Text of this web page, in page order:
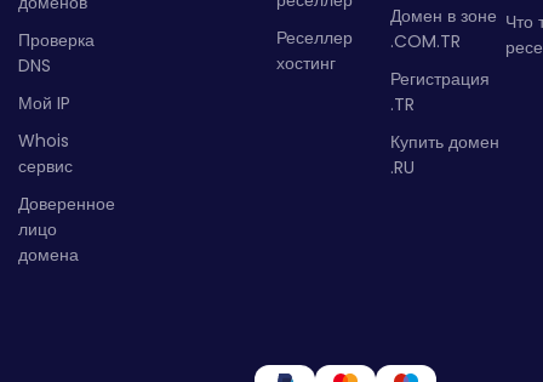
Проверка
DNS
Мой IP
Whois
сервис
Доверенное
лицо
домена
Реселлер
хостинг
Домен в зоне
.COM.TR
Регистрация
.TR
Купить домен
.RU
Что